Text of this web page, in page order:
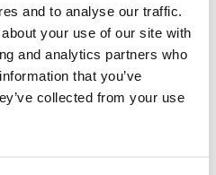
and to analyse our traffic.
your use of our site with
and analytics partners who
that you’ve
collected from your use
alkalmazottakat és jobb